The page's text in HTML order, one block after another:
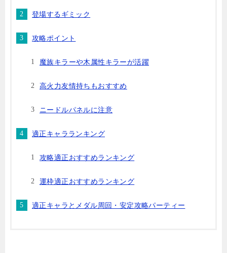
登場するギミック
攻略ポイント
魔族キラーや木属性キラーが活躍
高火力友情持ちもおすすめ
ニードルパネルに注意
適正キャラランキング
攻略適正おすすめランキング
運枠適正おすすめランキング
適正キャラとメダル周回・安定攻略パーティー